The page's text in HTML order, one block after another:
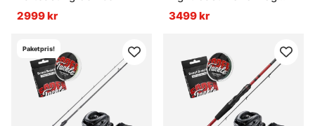
2999 kr
Curado BFS Combo
3499 kr
Paketpris!